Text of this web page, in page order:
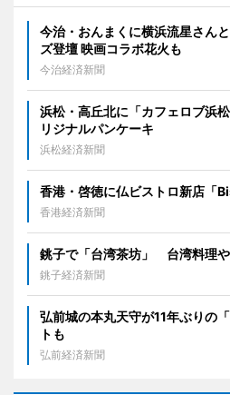
今治・おんまくに横浜流星さん
ズ登壇 映画コラボ花火も
今治経済新聞
浜松・高丘北に「カフェロブ浜
リジナルパンケーキ
浜松経済新聞
香港・啓徳に仏ビストロ新店「
香港経済新聞
銚子で「台湾茶坊」 台湾料理
銚子経済新聞
弘前城の本丸天守が11年ぶりの
トも
弘前経済新聞